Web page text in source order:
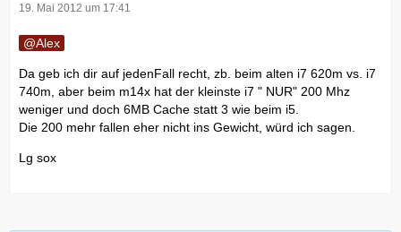
19. Mai 2012 um 17:41
Alex
Da geb ich dir auf jedenFall recht, zb. beim alten i7 620m vs. i7
740m, aber beim m14x hat der kleinste i7 " NUR" 200 Mhz
weniger und doch 6MB Cache statt 3 wie beim i5.
Die 200 mehr fallen eher nicht ins Gewicht, würd ich sagen.
Lg sox